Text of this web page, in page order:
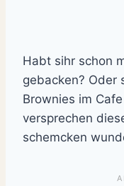
Habt sihr schon
gebacken? Oder
Brownies im
versprechen
schemcken